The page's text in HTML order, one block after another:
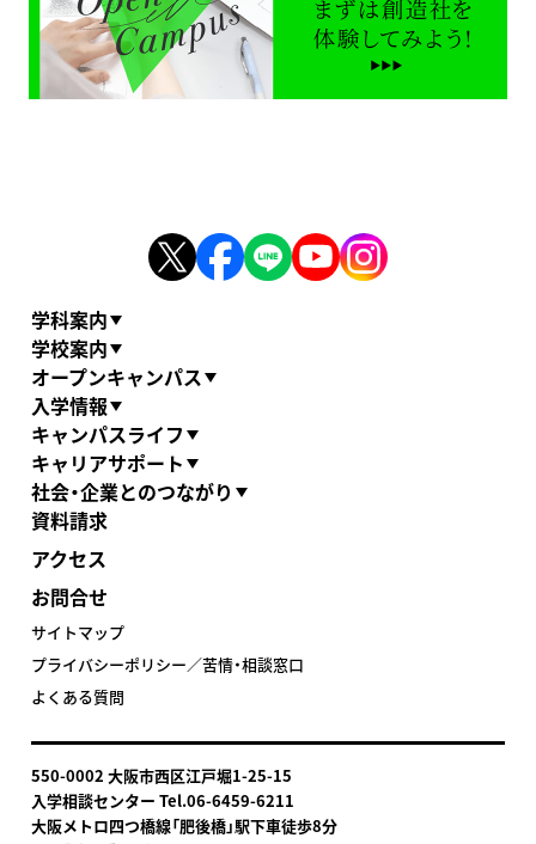
学科案内
学校案内
オープンキャンパス
入学情報
キャンパスライフ
キャリアサポート
社会・企業とのつながり
資料請求
アクセス
お問合せ
サイトマップ
プライバシーポリシー／苦情・相談窓口
よくある質問
550-0002 大阪市西区江戸堀1-25-15
入学相談センター Tel.06-6459-6211
大阪メトロ四つ橋線「肥後橋」駅下車徒歩8分